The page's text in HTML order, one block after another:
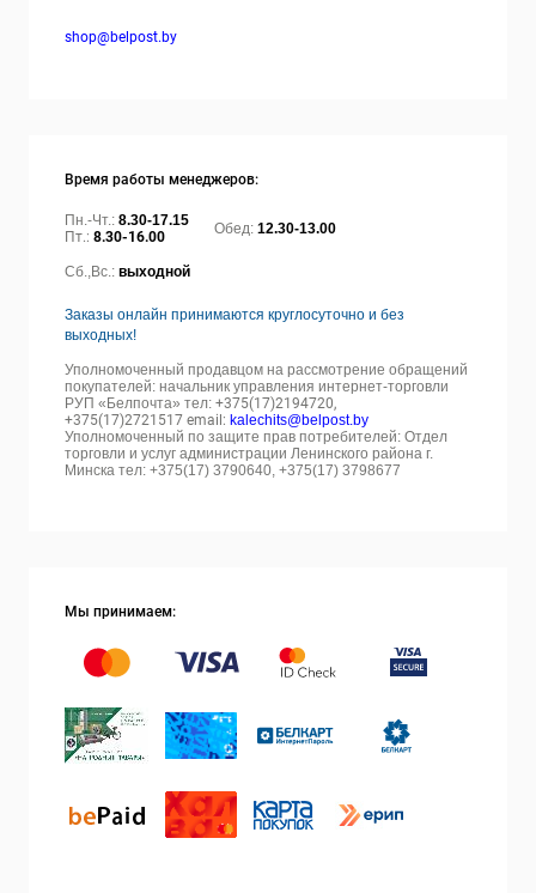
shop@belpost.by
Время работы менеджеров:
Пн.-Чт.: 8.30-17.15
Пт.: 8.30-16.00 Обед: 12.30-13.00
Сб.,Вс.: выходной
Заказы онлайн принимаются круглосуточно и без
выходных!
Уполномоченный продавцом на рассмотрение обращений
покупателей: начальник управления интернет-торговли
РУП «Белпочта» тел: +375(17)2194720,
+375(17)2721517 email: kalechits@belpost.by
Уполномоченный по защите прав потребителей: Отдел
торговли и услуг администрации Ленинского района г.
Минска тел: +375(17) 3790640, +375(17) 3798677
Мы принимаем: